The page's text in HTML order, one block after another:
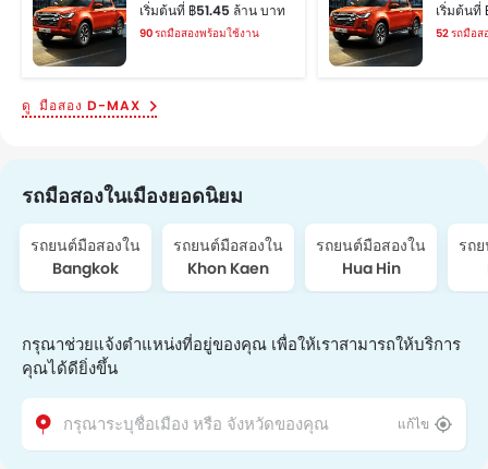
เริ่มต้นที่ ฿51.45 ล้าน บาท
90 รถมือสองพร้อมใช้งาน
เริ่มต้นที่
52 รถมือ
มือสอง D-MAX
รถมือสองในเมืองยอดนิยม
รถยนต์มือสองใน
Bangkok
รถยนต์มือสองใน
Khon Kaen
รถยนต์มือสองใน
Hua Hin
รถ
กรุณาช่วยแจ้งตำแหน่งที่อยู่ของคุณ เพื่อให้เราสามารถให้บริการ
คุณได้ดียิ่งขึ้น
แก้ไข